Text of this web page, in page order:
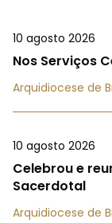
10 agosto 2026
Nos Serviços
Arquidiocese de
10 agosto 2026
Celebrou e
Sacerdotal
Arquidiocese de